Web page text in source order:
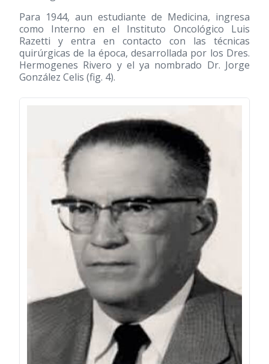
Para 1944, aun estudiante de Medicina, ingresa
como Interno en el Instituto Oncológico Luis
Razetti y entra en contacto con las técnicas
quirúrgicas de la época, desarrollada por los Dres.
Hermogenes Rivero y el ya nombrado Dr. Jorge
González Celis (fig. 4).